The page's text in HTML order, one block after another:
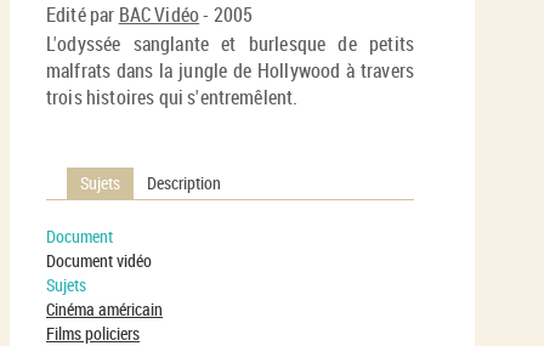
Edité par BAC Vidéo- 2005
L'odyssée sanglante et burlesque de petits
malfrats dans la jungle de Hollywood à travers
trois histoires qui s'entremêlent.
Sujets Description
Document
Document vidéo
Sujets
Cinéma américain
Films policiers